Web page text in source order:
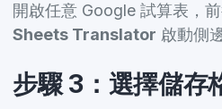
開啟任意 Google 試算表，
Sheets Translator 啟動側
步驟 3：選擇儲存